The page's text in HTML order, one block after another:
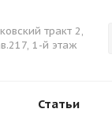
тракт 2,
1-й этаж
Статьи